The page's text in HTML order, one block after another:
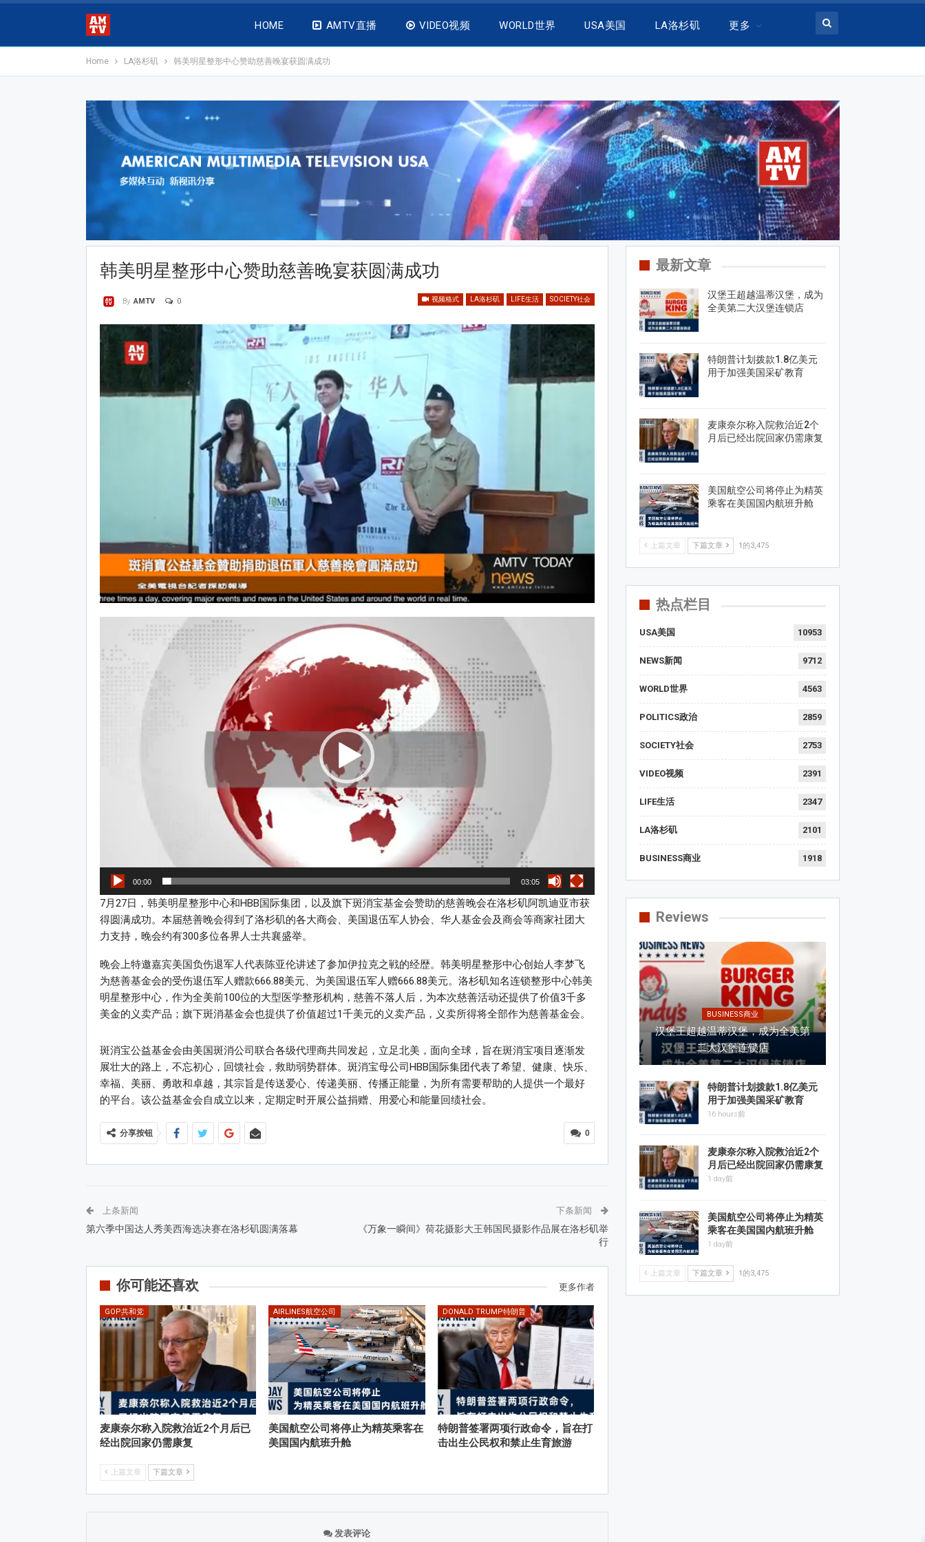
HOME AMTV直播 VIDEO视频 WORLD世界 USA美国 LA洛杉矶 更多
Home LA洛杉矶 韩美明星整形中心赞助慈善晚宴获圆满成功
韩美明星整形中心赞助慈善晚宴获圆满成功
视频格式 LA洛杉矶 LIFE生活 SOCIETY社会
By AMTV 0
00:00 03:05
7月27日，韩美明星整形中心和HBB国际集团，以及旗下斑消宝基金会赞助的慈善晚会在洛杉矶阿凯迪亚市获
得圆满成功。本届慈善晚会得到了洛杉矶的各大商会、美国退伍军人协会、华人基金会及商会等商家社团大
力支持，晚会约有300多位各界人士共襄盛举。
晚会上特邀嘉宾美国负伤退军人代表陈亚伦讲述了参加伊拉克之戦的经歴。韩美明星整形中心创始人李梦飞
为慈善基金会的受伤退伍军人赠款666.88美元、为美国退伍军人赠666.88美元。洛杉矶知名连锁整形中心韩美
明星整形中心，作为全美前100位的大型医学整形机构，慈善不落人后，为本次慈善活动还提供了价值3千多
美金的义卖产品；旗下斑消基金会也提供了价值超过1千美元的义卖产品，义卖所得将全部作为慈善基金会。
斑消宝公益基金会由美国斑消公司联合各级代理商共同发起，立足北美，面向全球，旨在斑消宝项目逐渐发
展壮大的路上，不忘初心，回馈社会，救助弱势群体。斑消宝母公司HBB国际集团代表了希望、健康、快乐、
幸福、美丽、勇敢和卓越，其宗旨是传送爱心、传递美丽、传播正能量，为所有需要帮助的人提供一个最好
的平台。该公益基金会自成立以来，定期定时开展公益捐赠、用爱心和能量回绩社会。
0
分享按钮
上条新闻
第六季中国达人秀美西海选决赛在洛杉矶圆满落幕
下条新闻
《万象一瞬间》荷花摄影大王韩国民摄影作品展在洛杉矶举
行
你可能还喜欢 更多作者
GOP共和党
麦康奈尔称入院救治近2个月后已
经出院回家仍需康复
AIRLINES航空公司
美国航空公司将停止为精英乘客在
美国国内航班升舱
DONALD TRUMP特朗普
特朗普签署两项行政命令，旨在打
击出生公民权和禁止生育旅游
上篇文章 下篇文章
发表评论
最新文章
汉堡王超越温蒂汉堡，成为
全美第二大汉堡连锁店
特朗普计划拨款1.8亿美元
用于加强美国采矿教育
麦康奈尔称入院救治近2个
月后已经出院回家仍需康复
美国航空公司将停止为精英
乘客在美国国内航班升舱
上篇文章 下篇文章 1的3,475
热点栏目
USA美国 10953
NEWS新闻 9712
WORLD世界 4563
POLITICS政治 2859
SOCIETY社会 2753
VIDEO视频 2391
LIFE生活 2347
LA洛杉矶 2101
BUSINESS商业 1918
Reviews
BUSINESS商业
汉堡王超越温蒂汉堡，成为全美第
二大汉堡连锁店
特朗普计划拨款1.8亿美元
用于加强美国采矿教育
16 hours前
麦康奈尔称入院救治近2个
月后已经出院回家仍需康复
1 day前
美国航空公司将停止为精英
乘客在美国国内航班升舱
1 day前
上篇文章 下篇文章 1的3,475